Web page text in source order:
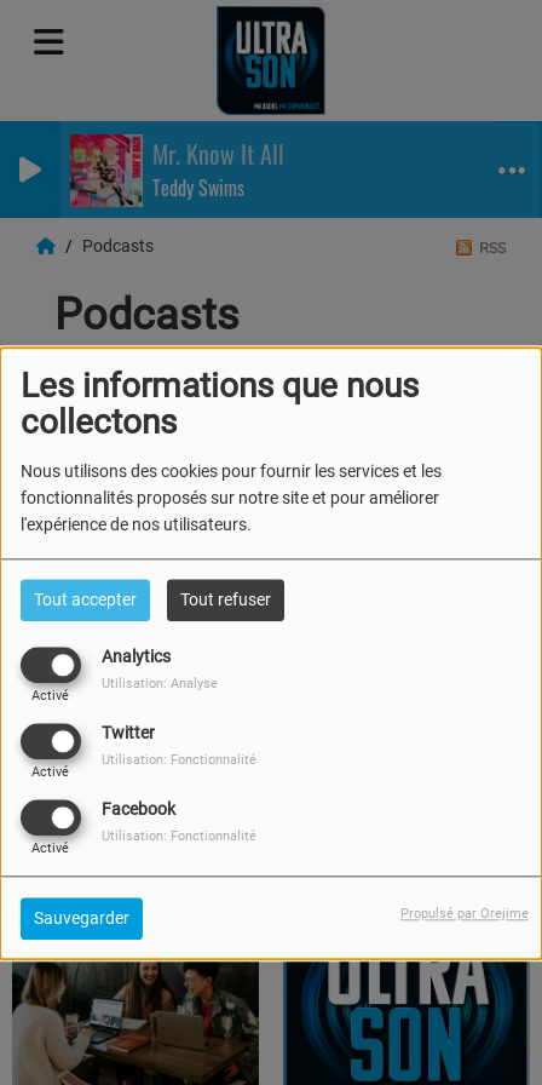
Les informations que nous
collectons
Nous utilisons des cookies pour fournir les services et les
fonctionnalités proposés sur notre site et pour améliorer
l'expérience de nos utilisateurs.
Tout accepter Tout refuser
Analytics
Activé
Utilisation: Analyse
Twitter
Activé
Utilisation: Fonctionnalité
Facebook
Activé
Utilisation: Fonctionnalité
Sauvegarder Propulsé par Orejime
Mr. Know It All
Teddy Swims
Podcasts
Podcasts
RSS
IL Y A 2 MOIS
L'instant vacances - 14 mai
2026
L'instant roman - 19 février
IL Y A 10 MOIS
L'instant manga - 24
septembre 2025
La Liberté selon les enfants et